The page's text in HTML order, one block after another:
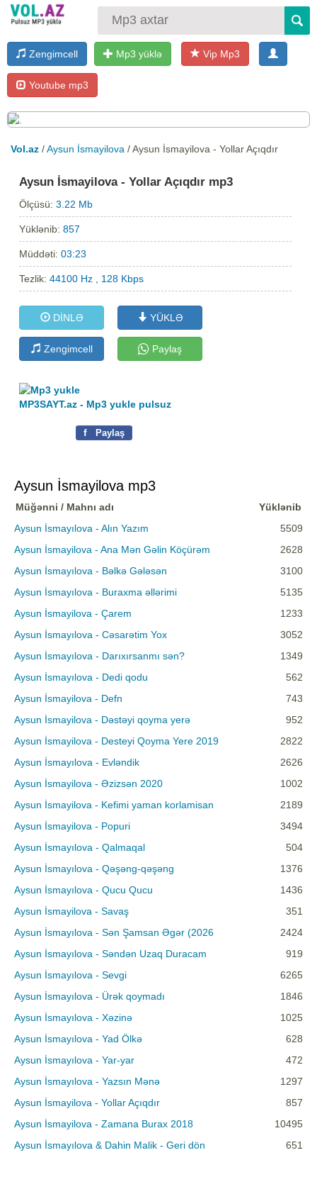
Zengimcell Mp3 yüklə Vip Mp3
Youtube mp3
Vol.az /Aysun İsmayilova / Aysun İsmayilova - Yollar Açıqdır
Aysun İsmayilova - Yollar Açıqdır mp3
Ölçüsü:3.22 Mb
Yüklənib:857
Müddəti:03:23
Tezlik:44100 Hz , 128 Kbps
DİNLƏ YÜKLƏ
Zengimcell Paylaş
MP3SAYT.az - Mp3 yukle pulsuz
f Paylaş
Aysun İsmayilova mp3
Müğənni / Mahnı adı
Yüklənib
Aysun İsmayılova - Alın Yazım
5509
Aysun İsmayilova - Ana Mən Gəlin Köçürəm
2628
Aysun İsmayılova - Bəlkə Gələsən
3100
Aysun İsmayılova - Buraxma əllərimi
5135
Aysun İsmayilova - Çarem
1233
Aysun İsmayılova - Cəsarətim Yox
3052
Aysun İsmayılova - Darıxırsanmı sən?
1349
Aysun İsmayılova - Dedi qodu
562
Aysun İsmayilova - Defn
743
Aysun İsmayilova - Dəstəyi qoyma yerə
952
Aysun İsmayilova - Desteyi Qoyma Yere 2019
2822
Aysun İsmayılova - Evləndik
2626
Aysun İsmayilova - Əzizsən 2020
1002
Aysun İsmayilova - Kefimi yaman korlamisan
2189
Aysun İsmayilova - Popuri
3494
Aysun İsmayılova - Qalmaqal
504
Aysun İsmayılova - Qəşəng-qəşəng
1376
Aysun İsmayılova - Qucu Qucu
1436
Aysun İsmayilova - Savaş
351
Aysun İsmayılova - Sən Şamsan Əgər (2026
2424
Aysun İsmayılova - Səndən Uzaq Duracam
919
Aysun İsmayılova - Sevgi
6265
Aysun İsmayılova - Ürək qoymadı
1846
Aysun İsmayılova - Xəzinə
1025
Aysun İsmayılova - Yad Ölkə
628
Aysun İsmayılova - Yar-yar
472
Aysun İsmayılova - Yazsın Mənə
1297
Aysun İsmayilova - Yollar Açıqdır
857
Aysun İsmayilova - Zamana Burax 2018
10495
Aysun İsmayılova & Dahin Malik - Geri dön
651